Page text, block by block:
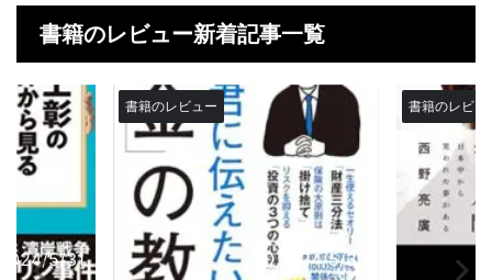
書籍のレビュー新着記事一覧
2024/5/30
書籍のレビュー
2024/5/29
書籍の